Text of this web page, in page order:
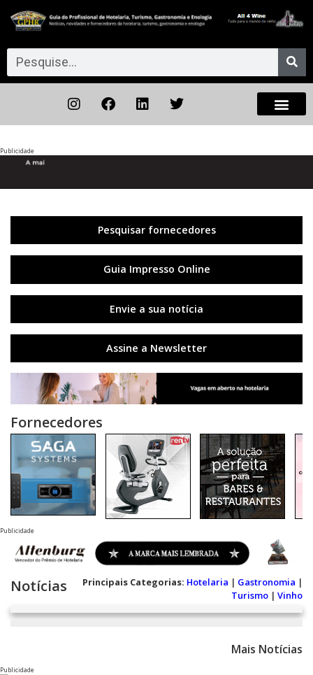
Publicidade
Pesquisar fornecedores
Guia Impresso Online
Envie a sua notícia
Assine a Newsletter
Fornecedores
Publicidade
Notícias Principais Categorias: Hotelaria | Gastronomia |
Turismo | Vinho
Mais Notícias
Publicidade